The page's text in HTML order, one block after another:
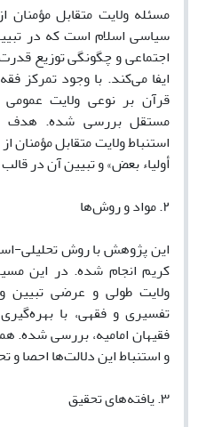
مسئله ولایت متقابل
سیاسی اسلام است که در
اجتماعی و چگونگی توزیع
ایفا می‌کند. با وجود تمرکز
قرآن بر نوعی ولایت
مستقل بررسی شده. هدف
استنباط ولایت متقابل مؤمنان
أولیاء بعض» و تبیین آن در
۲. مواد و روش‌ها
این پژوهش با روش تحلیلی-
کریم انجام شده. در این
ولایت طولی و عرضی تبیین
تفسیری و فقهی، با
فقیهان امامیه، بررسی شده.
و استنباط این دلالت‌ها احصا
۳. یافته‌های تحقیق